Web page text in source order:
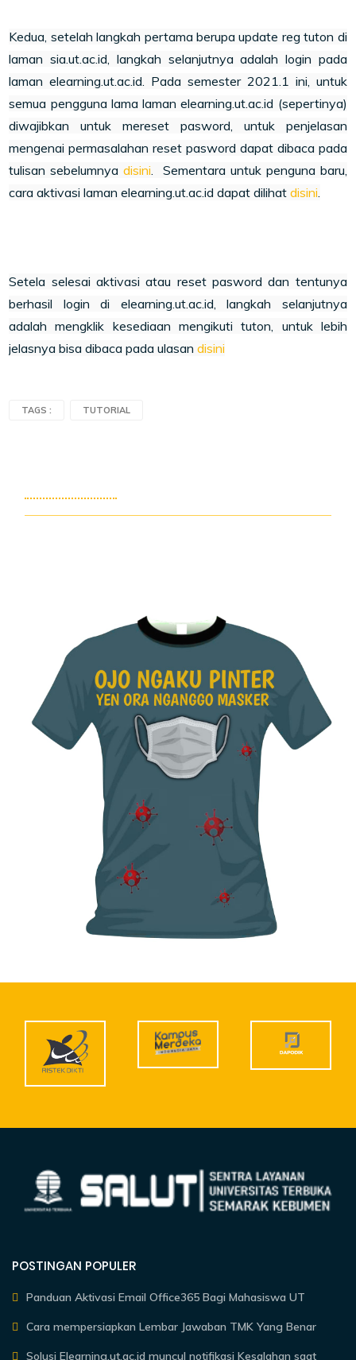
Kedua, setelah langkah pertama berupa update reg tuton di
laman sia.ut.ac.id, langkah selanjutnya adalah login pada
laman elearning.ut.ac.id. Pada semester 2021.1 ini, untuk
semua pengguna lama laman elearning.ut.ac.id (sepertinya)
diwajibkan untuk mereset pasword, untuk penjelasan
mengenai permasalahan reset pasword dapat dibaca pada
tulisan sebelumnyadisini. Sementara untuk penguna baru,
cara aktivasi laman elearning.ut.ac.id dapat dilihatdisini.
Setela selesai aktivasi atau reset pasword dan tentunya
berhasil login di elearning.ut.ac.id, langkah selanjutnya
adalah mengklik kesediaan mengikuti tuton, untuk lebih
jelasnya bisa dibaca pada ulasandisini
TAGS : TUTORIAL
POSTINGAN POPULER
Panduan Aktivasi Email Office365 Bagi Mahasiswa UT
Cara mempersiapkan Lembar Jawaban TMK Yang Benar
Solusi Elearning.ut.ac.id muncul notifikasi Kesalahan saat